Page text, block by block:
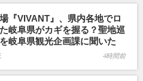
『VIVANT』、県内各地でロ
岐阜県がカギを握る？聖地巡
岐阜県観光企画課に聞いた
4時間前